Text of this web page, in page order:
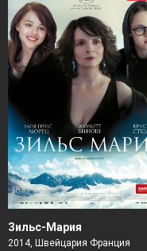
Зильс-Мария
2014, Швейцария Франция